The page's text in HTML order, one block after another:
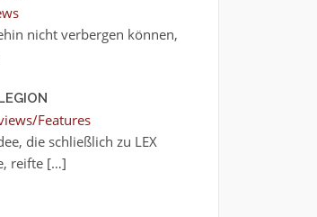
nicht verbergen können,
Features
die schließlich zu LEX
reifte […]